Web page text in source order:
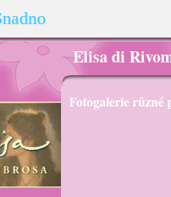
Elisa di
Fotogalerie různé